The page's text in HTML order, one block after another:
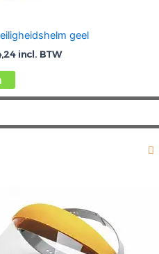
geel
incl. BTW